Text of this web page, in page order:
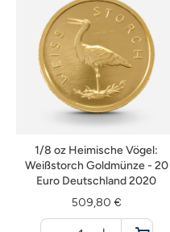
1/8 oz Heimische Vögel:
Weißstorch Goldmünze - 20
Euro Deutschland 2020
509,80 €